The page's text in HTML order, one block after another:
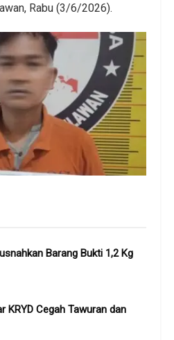
Rabu (3/6/2026).
Barang Bukti 1,2 Kg
KRYD Cegah Tawuran dan